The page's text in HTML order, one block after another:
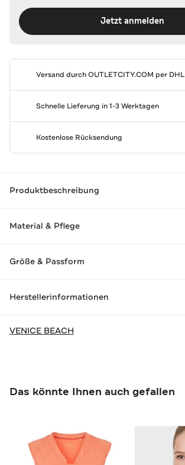
Jetzt anmelden
Versand durchOUTLETCITY.COM per DHL
Schnelle Lieferung in 1-3 Werktagen
Kostenlose Rücksendung
Produktbeschreibung
Material & Pflege
Größe & Passform
Herstellerinformationen
VENICE BEACH
Das könnte Ihnen auch gefallen